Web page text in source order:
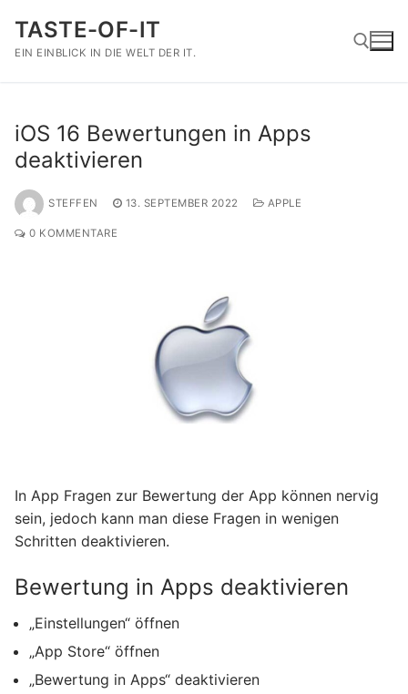
Inhalt
springen
TASTE-OF-IT
EIN EINBLICK IN DIE WELT DER IT.
iOS 16 Bewertungen in Apps
deaktivieren
STEFFEN 13. SEPTEMBER 2022 APPLE
0 KOMMENTARE
In App Fragen zur Bewertung der App können nervig
sein, jedoch kann man diese Fragen in wenigen
Schritten deaktivieren.
Bewertung in Apps deaktivieren
„Einstellungen“ öffnen
„App Store“ öffnen
„Bewertung in Apps“ deaktivieren